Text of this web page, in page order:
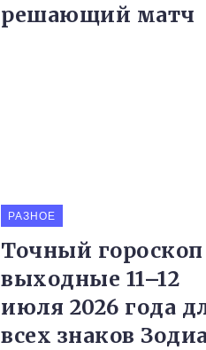
решающий матч
РАЗНОЕ
Точный гороскоп
выходные 11–12
июля 2026 года
всех знаков